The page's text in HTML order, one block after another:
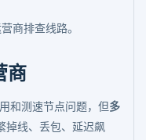
商排查线路。
商
和测速节点问题，但多
掉线、丢包、延迟飙